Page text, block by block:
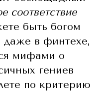
соответствие
быть богом
даже в финтехе,
мифами о
гениев
по критерию